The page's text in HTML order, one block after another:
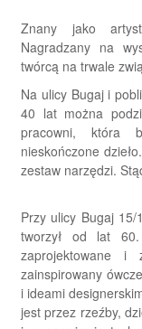
Znany jako
Nagradzany na
twórcą na trwale
Na ulicy Bugaj i
40 lat można
pracowni, która
nieskończone
zestaw narzędzi.
Przy ulicy Bugaj 15/
tworzył od lat 60.
zaprojektowane i
zainspirowany
i ideami
jest przez rzeźby,